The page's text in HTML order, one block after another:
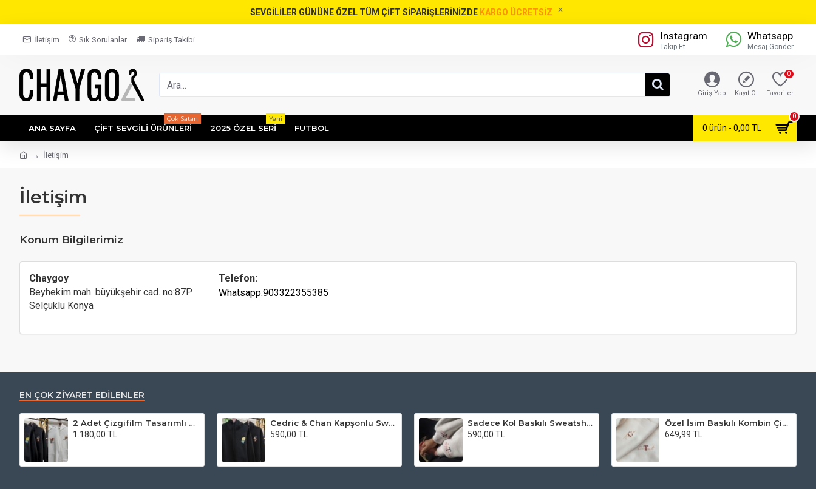
SEVGİLİLER GÜNÜNE ÖZEL TÜM ÇİFT SİPARİŞLERİNİZDE KARGO ÜCRETSİZ
İletişim Sık Sorulanlar Sipariş Takibi Instagram
Takip Et
Whatsapp
Mesaj Gönder
Giriş Yap Kayıt Ol Favoriler
0
ANA SAYFA ÇIFT SEVGILI ÜRÜNLERI
Çok Satan
2025 ÖZEL SERI
Yeni
FUTBOL 0 ürün - 0,00 TL
0
İletişim
İletişim
Konum Bilgilerimiz
Chaygoy
Beyhekim mah. büyükşehir cad. no:87P
Selçuklu Konya
Telefon:
Whatsapp:903322355385
EN ÇOK ZIYARET EDILENLER
2 Adet Çizgifilm Tasarımlı Sweatshirt
1.180,00 TL
Cedric & Chan Kapşonlu Sweatshirt
590,00 TL
Sadece Kol Baskılı Sweatshirt
590,00 TL
Özel İsim Baskılı Kombin Çift Sweeatshirt
649,99 TL